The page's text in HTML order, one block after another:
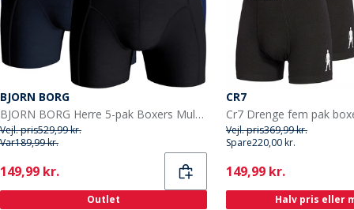
BJORN BORG
BJORN BORG Herre 5-pak Boxers Multipak 9
Vejl. pris529,99 kr.
Var189,99 kr.
Current
149,99 kr.
Outlet
CR7
Cr7 Drenge fem pak
Vejl. pris369,99 kr.
Spare220,00 kr.
Current
149,99 kr.
Halv pris eller